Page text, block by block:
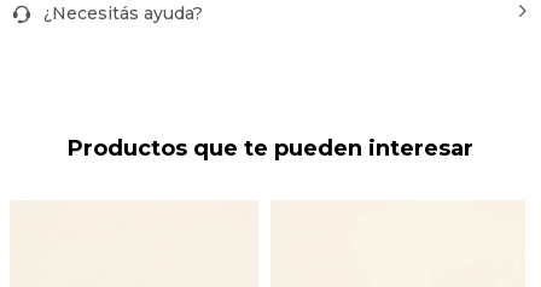
¿Necesitás ayuda?
Productos que te pueden interesar